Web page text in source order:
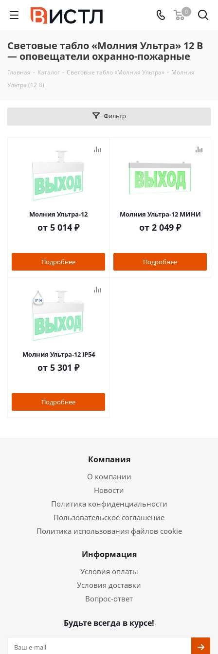
0
Световые табло «Молния Ультра» 12 В
— оповещатели охранно-пожарные
Главная - Каталог - Световые табло «Молния Ультра» - Молния
Ультра (12 В)
Фильтр
Молния Ультра-12
от 5 014 ₽
Подробнее
Молния Ультра-12 МИНИ
от 2 049 ₽
Подробнее
Молния Ультра-12 IP54
от 5 301 ₽
Подробнее
Компания
О компании
Новости
Политика конфиденциальности
Пользовательское соглашение
Политика использования файлов cookie
Информация
Условия оплаты
Условия доставки
Вопрос-ответ
Будьте всегда в курсе!